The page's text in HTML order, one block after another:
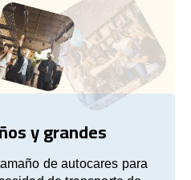
y grandes
de autocares para